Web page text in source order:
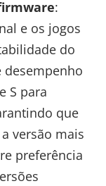
:
e os jogos
do
desempenho
S para
que
versão mais
preferência